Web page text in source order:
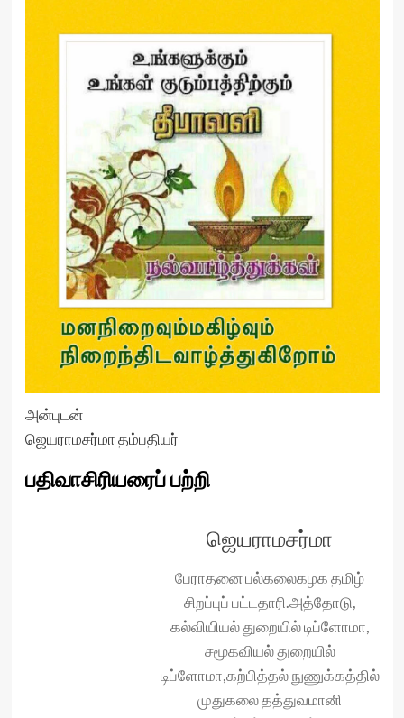
அன்புடன்
ஜெயராமசர்மா தம்பதியர்
பதிவாசிரியரைப் பற்றி
ஜெயராமசர்மா
பேராதனை பல்கலைகழக தமிழ்
சிறப்புப் பட்டதாரி.அத்தோடு,
கல்வியியல் துறையில் டிப்ளோமா,
சமூகவியல் துறையில்
டிப்ளோமா,கற்பித்தல் நுணுக்கத்தில்
முதுகலை தத்துவமானி